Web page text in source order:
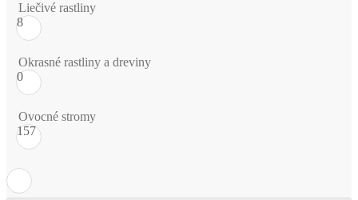
Liečivé rastliny
8
Okrasné rastliny a dreviny
0
Ovocné stromy
157